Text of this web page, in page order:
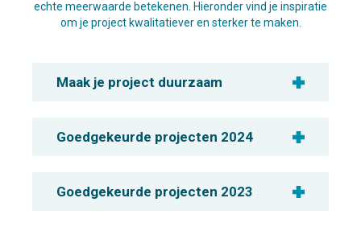
echte meerwaarde betekenen. Hieronder vind je inspiratie
om je project kwalitatiever en sterker te maken.
Maak je project duurzaam
Goedgekeurde projecten 2024
Goedgekeurde projecten 2023